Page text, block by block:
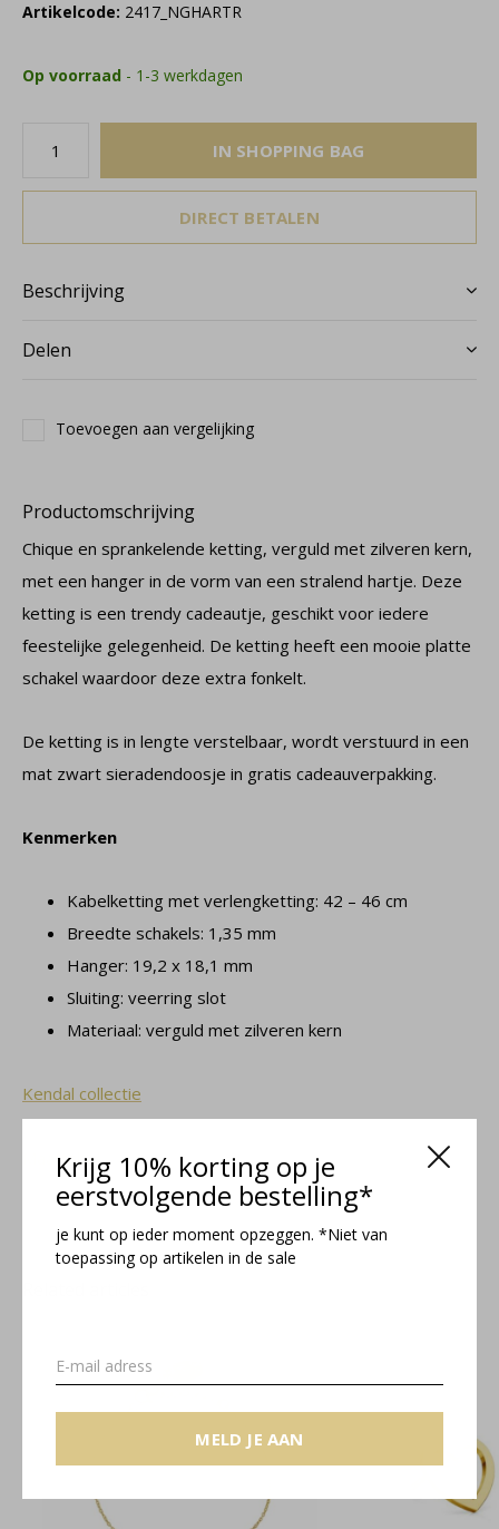
Krijg 10% korting op je
eerstvolgende bestelling*
je kunt op ieder moment opzeggen. *Niet van
toepassing op artikelen in de sale
MELD JE AAN
Artikelcode: 2417_NGHARTR
Op voorraad - 1-3 werkdagen
IN SHOPPING BAG
DIRECT BETALEN
Beschrijving
Delen
Toevoegen aan vergelijking
Productomschrijving
Chique en sprankelende ketting, verguld met zilveren kern,
met een hanger in de vorm van een stralend hartje. Deze
ketting is een trendy cadeautje, geschikt voor iedere
feestelijke gelegenheid. De ketting heeft een mooie platte
schakel waardoor deze extra fonkelt.
De ketting is in lengte verstelbaar, wordt verstuurd in een
mat zwart sieradendoosje in gratis cadeauverpakking.
Kenmerken
Kabelketting met verlengketting: 42 – 46 cm
Breedte schakels: 1,35 mm
Hanger: 19,2 x 18,1 mm
Sluiting: veerring slot
Materiaal: verguld met zilveren kern
Kendal collectie
Maattabel